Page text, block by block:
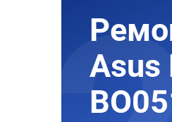
Asus